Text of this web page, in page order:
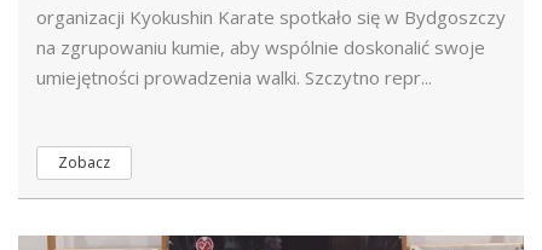
organizacji Kyokushin Karate spotkało się w Bydgoszczy
na zgrupowaniu kumie, aby wspólnie doskonalić swoje
umiejętności prowadzenia walki. Szczytno repr...
Zobacz